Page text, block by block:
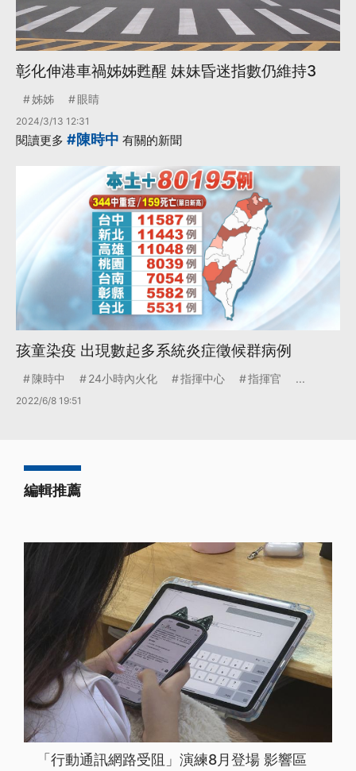
彰化伸港車禍姊姊甦醒 妹妹昏迷指數仍維持3
姊姊 眼睛
2024/3/13 12:31
閱讀更多 #陳時中 有關的新聞
孩童染疫 出現數起多系統炎症徵候群病例
陳時中 24小時內火化 指揮中心 指揮官 ...
2022/6/8 19:51
編輯推薦
「行動通訊網路受阻」演練8月登場 影響區